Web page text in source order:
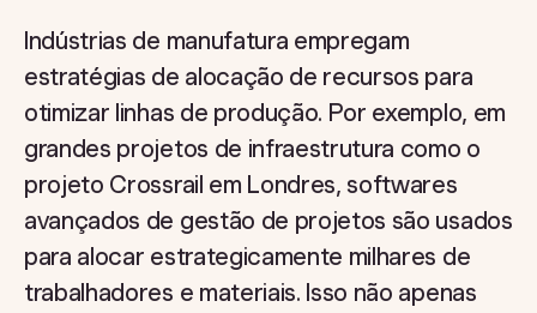
Indústrias de manufatura empregam
estratégias de alocação de recursos para
otimizar linhas de produção. Por exemplo, em
grandes projetos de infraestrutura como o
projeto Crossrail em Londres, softwares
avançados de gestão de projetos são usados
para alocar estrategicamente milhares de
trabalhadores e materiais. Isso não apenas